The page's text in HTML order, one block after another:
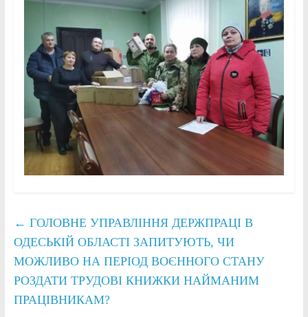
← ГОЛОВНЕ УПРАВЛІННЯ ДЕРЖПРАЦІ В
ОДЕСЬКІЙ ОБЛАСТІ ЗАПИТУЮТЬ, ЧИ
МОЖЛИВО НА ПЕРІОД ВОЄННОГО СТАНУ
РОЗДАТИ ТРУДОВІ КНИЖКИ НАЙМАНИМ
ПРАЦІВНИКАМ?